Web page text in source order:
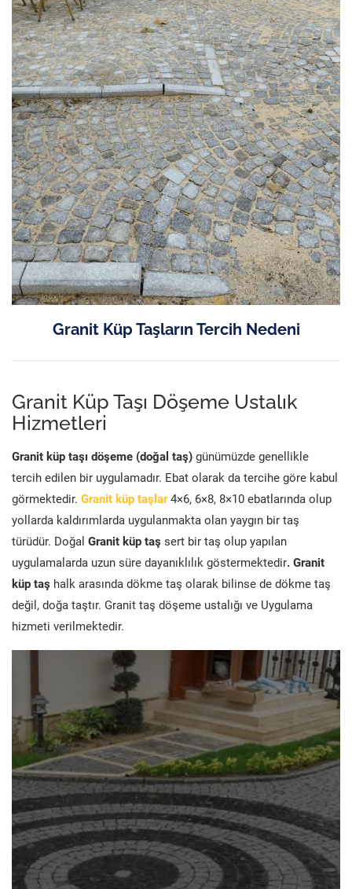
Granit Küp Taşların Tercih Nedeni
Granit Küp Taşı Döşeme Ustalık
Hizmetleri
Granit küp taşı döşeme (doğal taş) günümüzde genellikle
tercih edilen bir uygulamadır. Ebat olarak da tercihe göre kabul
görmektedir. Granit küp taşlar 4×6, 6×8, 8×10 ebatlarında olup
yollarda kaldırımlarda uygulanmakta olan yaygın bir taş
türüdür. Doğal Granit küp taş sert bir taş olup yapılan
uygulamalarda uzun süre dayanıklılık göstermektedir. Granit
küp taş halk arasında dökme taş olarak bilinse de dökme taş
değil, doğa taştır. Granit taş döşeme ustalığı ve Uygulama
hizmeti verilmektedir.